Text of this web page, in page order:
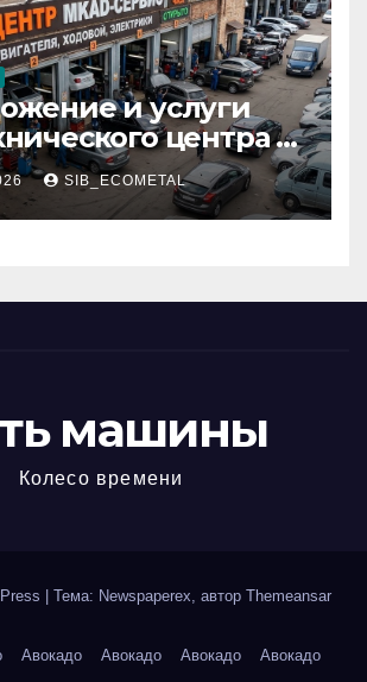
и услуги
центра в
го километра
SIB_ECOMETAL
машины
Колесо времени
Тема: Newspaperex, автор Themeansar
Авокадо Авокадо Авокадо Авокадо